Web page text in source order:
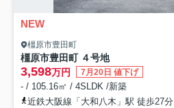
NEW
橿原市豊田町
橿原市豊田町 ４号地
3,598万円 7月20日 値下げ
- / 105.16㎡ / 4SLDK /新築
近鉄大阪線「大和八木」駅 徒歩27分